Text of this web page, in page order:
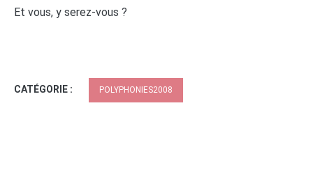
Et vous, y serez-vous ?
CATÉGORIE : POLYPHONIES2008